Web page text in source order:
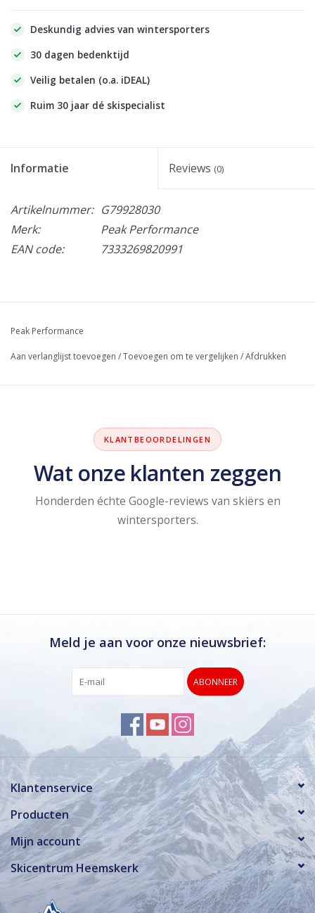
Deskundig advies van wintersporters
30 dagen bedenktijd
Veilig betalen (o.a. iDEAL)
Ruim 30 jaar dé skispecialist
Informatie Reviews (0)
Artikelnummer: G79928030
Merk:
Peak Performance
EAN code:
7333269820991
Peak Performance
Aan verlanglijst toevoegen /Toevoegen om te vergelijken /Afdrukken
KLANTBEOORDELINGEN
Wat onze klanten zeggen
Honderden échte Google-reviews van skiërs en
wintersporters.
Meld je aan voor onze nieuwsbrief:
ABONNEER
Klantenservice
Producten
Mijn account
Skicentrum Heemskerk